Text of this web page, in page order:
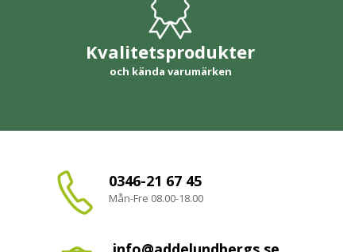
Kvalitetsprodukter
och kända varumärken
0346-21 67 45
Mån-Fre 08.00-18.00